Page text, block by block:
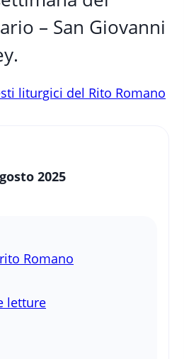
– San Giovanni
liturgici del Rito Romano
2025
Romano
letture